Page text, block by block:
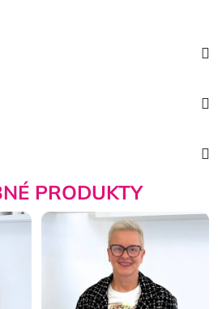
PRODUKTY